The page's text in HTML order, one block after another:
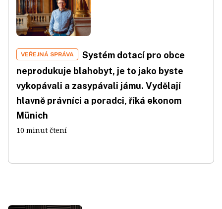
VEŘEJNÁ SPRÁVA
Systém dotací pro obce
neprodukuje blahobyt, je to jako byste
vykopávali a zasypávali jámu. Vydělají
hlavně právníci a poradci, říká ekonom
Münich
10 minut čtení